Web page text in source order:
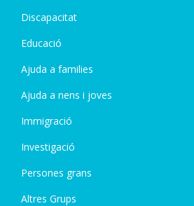
Discapacitat
Educació
Ajuda a families
Ajuda a nens i joves
Immigració
Investigació
Persones grans
Altres Grups